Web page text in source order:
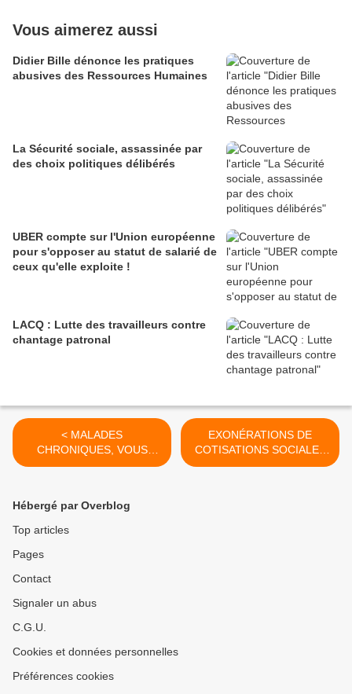
Vous aimerez aussi
Didier Bille dénonce les pratiques
abusives des Ressources Humaines
La Sécurité sociale, assassinée par
des choix politiques délibérés
UBER compte sur l'Union européenne
pour s'opposer au statut de salarié de
ceux qu'elle exploite !
LACQ : Lutte des travailleurs contre
chantage patronal
< MALADES
CHRONIQUES, VOUS
COÛTEZ TROP CHER !
EXONÉRATIONS DE
COTISATIONS SOCIALES
ACCORDÉES AUX
Hébergé par Overblog
Top articles
Pages
Contact
Signaler un abus
C.G.U.
Cookies et données personnelles
Préférences cookies